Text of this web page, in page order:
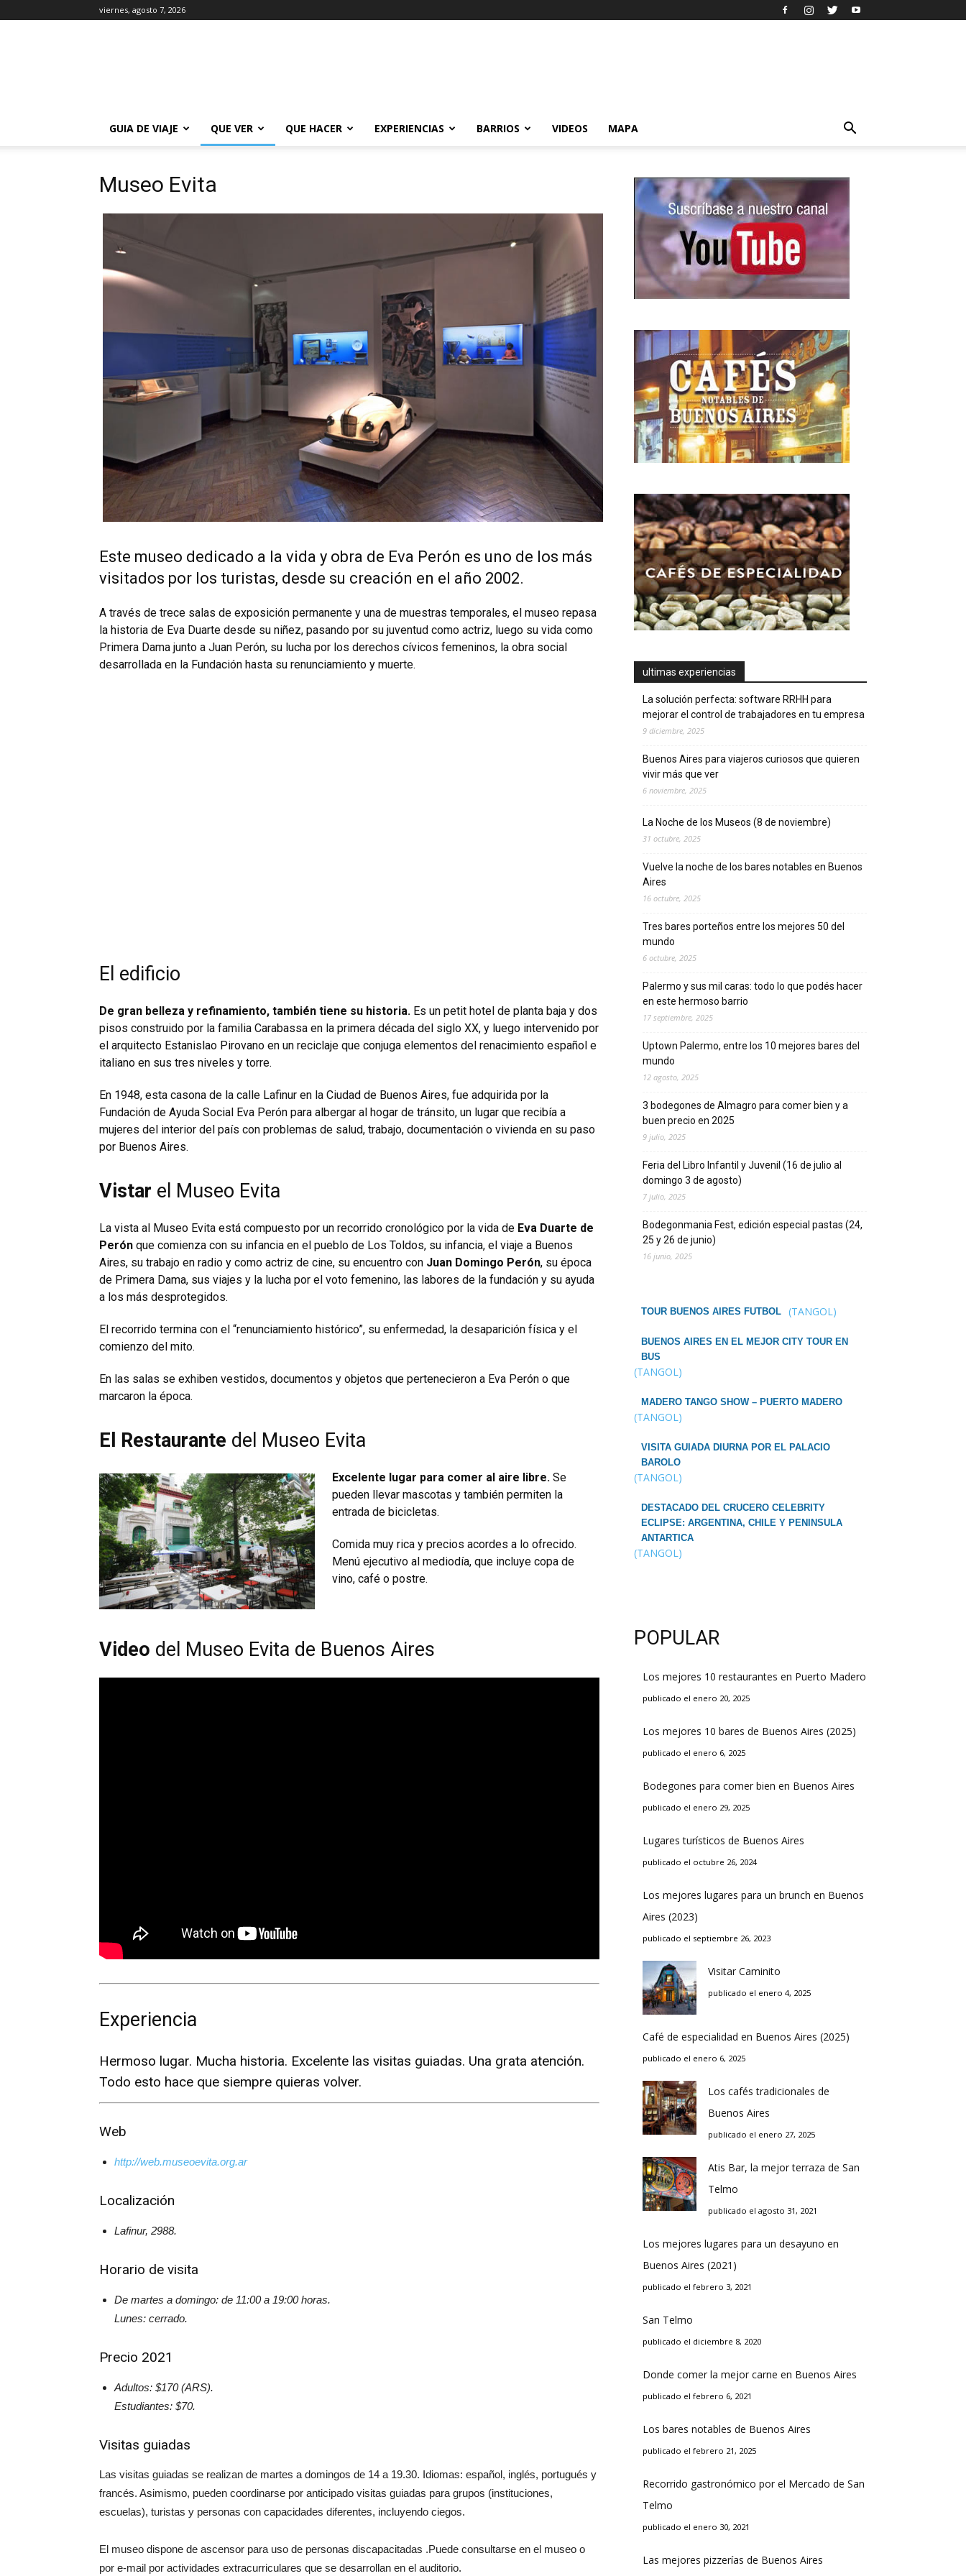
viernes, agosto 7, 2026
GUIA DE VIAJE
QUE VER QUE HACER EXPERIENCIAS BARRIOS VIDEOS MAPA
Museo Evita
Este museo dedicado a la vida y obra de Eva Perón es uno de los más
visitados por los turistas, desde su creación en el año 2002.
A través de trece salas de exposición permanente y una de muestras temporales, el museo repasa
la historia de Eva Duarte desde su niñez, pasando por su juventud como actriz, luego su vida como
Primera Dama junto a Juan Perón, su lucha por los derechos cívicos femeninos, la obra social
desarrollada en la Fundación hasta su renunciamiento y muerte.
El edificio
De gran belleza y refinamiento, también tiene su historia. Es un petit hotel de planta baja y dos
pisos construido por la familia Carabassa en la primera década del siglo XX, y luego intervenido por
el arquitecto Estanislao Pirovano en un reciclaje que conjuga elementos del renacimiento español e
italiano en sus tres niveles y torre.
En 1948, esta casona de la calle Lafinur en la Ciudad de Buenos Aires, fue adquirida por la
Fundación de Ayuda Social Eva Perón para albergar al hogar de tránsito, un lugar que recibía a
mujeres del interior del país con problemas de salud, trabajo, documentación o vivienda en su paso
por Buenos Aires.
Vistar el Museo Evita
La vista al Museo Evita está compuesto por un recorrido cronológico por la vida de Eva Duarte de
Perón que comienza con su infancia en el pueblo de Los Toldos, su infancia, el viaje a Buenos
Aires, su trabajo en radio y como actriz de cine, su encuentro con Juan Domingo Perón, su época
de Primera Dama, sus viajes y la lucha por el voto femenino, las labores de la fundación y su ayuda
a los más desprotegidos.
El recorrido termina con el “renunciamiento histórico”, su enfermedad, la desaparición física y el
comienzo del mito.
En las salas se exhiben vestidos, documentos y objetos que pertenecieron a Eva Perón o que
marcaron la época.
El Restaurante del Museo Evita
Excelente lugar para comer al aire libre. Se
pueden llevar mascotas y también permiten la
entrada de bicicletas.
Comida muy rica y precios acordes a lo ofrecido.
Menú ejecutivo al mediodía, que incluye copa de
vino, café o postre.
Video del Museo Evita de Buenos Aires
Experiencia
Hermoso lugar. Mucha historia. Excelente las visitas guiadas. Una grata atención.
Todo esto hace que siempre quieras volver.
Web
http://web.museoevita.org.ar
Localización
Lafinur, 2988.
Horario de visita
De martes a domingo: de 11:00 a 19:00 horas.
Lunes: cerrado.
Precio 2021
Adultos: $170 (ARS).
Estudiantes: $70.
Visitas guiadas
Las visitas guiadas se realizan de martes a domingos de 14 a 19.30. Idiomas: español, inglés, portugués y
francés. Asimismo, pueden coordinarse por anticipado visitas guiadas para grupos (instituciones,
escuelas), turistas y personas con capacidades diferentes, incluyendo ciegos.
El museo dispone de ascensor para uso de personas discapacitadas .Puede consultarse en el museo o
por e-mail por actividades extracurriculares que se desarrollan en el auditorio.
ultimas experiencias
La solución perfecta: software RRHH para
mejorar el control de trabajadores en tu empresa
9 diciembre, 2025
Buenos Aires para viajeros curiosos que quieren
vivir más que ver
6 noviembre, 2025
La Noche de los Museos (8 de noviembre)
31 octubre, 2025
Vuelve la noche de los bares notables en Buenos
Aires
16 octubre, 2025
Tres bares porteños entre los mejores 50 del
mundo
6 octubre, 2025
Palermo y sus mil caras: todo lo que podés hacer
en este hermoso barrio
17 septiembre, 2025
Uptown Palermo, entre los 10 mejores bares del
mundo
12 agosto, 2025
3 bodegones de Almagro para comer bien y a
buen precio en 2025
9 julio, 2025
Feria del Libro Infantil y Juvenil (16 de julio al
domingo 3 de agosto)
7 julio, 2025
Bodegonmania Fest, edición especial pastas (24,
25 y 26 de junio)
16 junio, 2025
TOUR BUENOS AIRES FUTBOL (TANGOL)
BUENOS AIRES EN EL MEJOR CITY TOUR EN
BUS
(TANGOL)
MADERO TANGO SHOW – PUERTO MADERO
(TANGOL)
VISITA GUIADA DIURNA POR EL PALACIO
BAROLO
(TANGOL)
DESTACADO DEL CRUCERO CELEBRITY
ECLIPSE: ARGENTINA, CHILE Y PENINSULA
ANTARTICA
(TANGOL)
POPULAR
Los mejores 10 restaurantes en Puerto Madero
publicado el enero 20, 2025
Los mejores 10 bares de Buenos Aires (2025)
publicado el enero 6, 2025
Bodegones para comer bien en Buenos Aires
publicado el enero 29, 2025
Lugares turísticos de Buenos Aires
publicado el octubre 26, 2024
Los mejores lugares para un brunch en Buenos
Aires (2023)
publicado el septiembre 26, 2023
Visitar Caminito
publicado el enero 4, 2025
Café de especialidad en Buenos Aires (2025)
publicado el enero 6, 2025
Los cafés tradicionales de
Buenos Aires
publicado el enero 27, 2025
Atis Bar, la mejor terraza de San
Telmo
publicado el agosto 31, 2021
Los mejores lugares para un desayuno en
Buenos Aires (2021)
publicado el febrero 3, 2021
San Telmo
publicado el diciembre 8, 2020
Donde comer la mejor carne en Buenos Aires
publicado el febrero 6, 2021
Los bares notables de Buenos Aires
publicado el febrero 21, 2025
Recorrido gastronómico por el Mercado de San
Telmo
publicado el enero 30, 2021
Las mejores pizzerías de Buenos Aires